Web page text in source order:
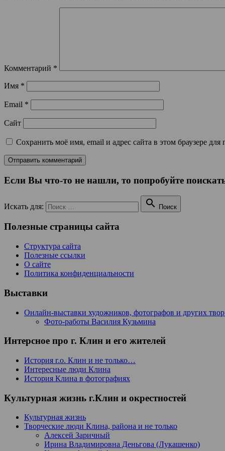
Комментарий *
Имя *
Email *
Сайт
Сохранить моё имя, email и адрес сайта в этом браузере
Если Вы что-то не нашли, то попробуйте
Искать для:  Поиск
Полезные страницы сайта
Структура сайта
Полезные ссылки
О сайте
Политика конфиденциальности
Выставки
Онлайн-выставки художников, фотографов и других
Фото-работы Василия Кузьмина
Интерсное про г. Клин и его жителей
История г.о. Клин и не только…
Интересные люди Клина
История Клина в фотографиях
Культурная жизнь г.Клин и окрестностей
Культурная жизнь
Творческие люди Клина, района и не только
Алексей Заричный
Ирина Владимировна Деньгова (Лукашенко)